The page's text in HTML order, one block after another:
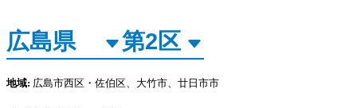
地域: 広島市西区・佐伯区、大竹市、廿日市市